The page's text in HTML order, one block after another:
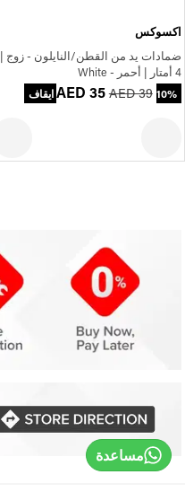
اكسوكس
ضمادات يد من القطن/النايلون - زوج |
4 أمتار | أحمر - White
AED 35 AED 39 10% ايقاف
مساعدة